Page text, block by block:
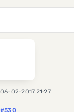
06-02-2017 21:27
#530